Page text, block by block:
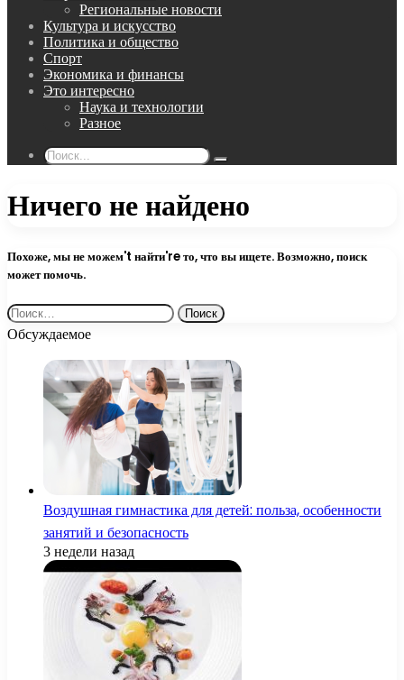
Региональные новости
Культура и искусство
Политика и общество
Спорт
Экономика и финансы
Это интересно
Наука и технологии
Разное
Поиск...
Ничего не найдено
Похоже, мы не можем't найти're то, что вы ищете. Возможно, поиск
может помочь.
Найти:
Обсуждаемое
Воздушная гимнастика для детей: польза, особенности
занятий и безопасность
3 недели назад